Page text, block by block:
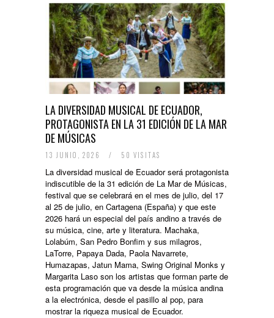
LA DIVERSIDAD MUSICAL DE ECUADOR,
PROTAGONISTA EN LA 31 EDICIÓN DE LA MAR
DE MÚSICAS
13 JUNIO, 2026 / 50 VISITAS
La diversidad musical de Ecuador será protagonista
indiscutible de la 31 edición de La Mar de Músicas,
festival que se celebrará en el mes de julio, del 17
al 25 de julio, en Cartagena (España) y que este
2026 hará un especial del país andino a través de
su música, cine, arte y literatura. Machaka,
Lolabúm, San Pedro Bonfim y sus milagros,
LaTorre, Papaya Dada, Paola Navarrete,
Humazapas, Jatun Mama, Swing Original Monks y
Margarita Laso son los artistas que forman parte de
esta programación que va desde la música andina
a la electrónica, desde el pasillo al pop, para
mostrar la riqueza musical de Ecuador.